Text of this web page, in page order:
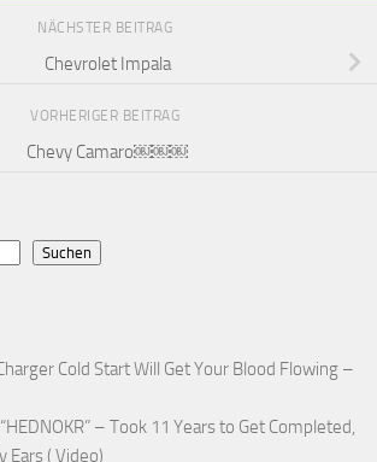
NÄCHSTER BEITRAG
Chevrolet Impala
VORHERIGER BEITRAG
Chevy Camaro￼￼￼
Suchen
Cold Start Will Get Your Blood Flowing –
– Took 11 Years to Get Completed,
Ears ( Video)